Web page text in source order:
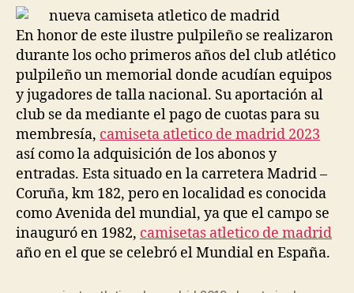
entrada
entrada
En honor de este ilustre pulpileño se realizaron
durante los ocho primeros años del club atlético
pulpileño un memorial donde acudían equipos
y jugadores de talla nacional. Su aportación al
club se da mediante el pago de cuotas para su
membresía, camiseta atletico de madrid 2023
así como la adquisición de los abonos y
entradas. Esta situado en la carretera Madrid –
Coruña, km 182, pero en localidad es conocida
como Avenida del mundial, ya que el campo se
inauguró en 1982, camisetas atletico de madrid
año en el que se celebró el Mundial en España.